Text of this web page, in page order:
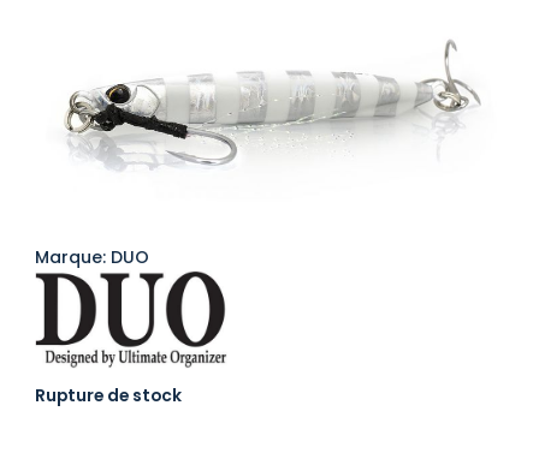
Marque: DUO
Rupture de stock